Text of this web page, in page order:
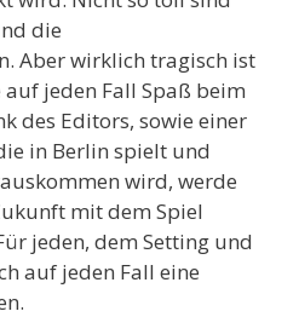
die
Aber wirklich tragisch ist
jeden Fall Spaß beim
des Editors, sowie einer
in Berlin spielt und
wird, werde
mit dem Spiel
jeden, dem Setting und
auf jeden Fall eine